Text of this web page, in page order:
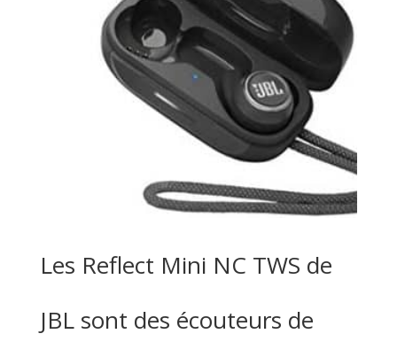
Les Reflect Mini NC TWS de
JBL sont des écouteurs de